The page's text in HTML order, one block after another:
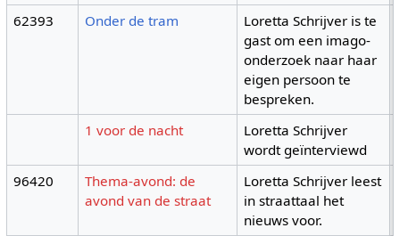
62393 Onder de tram
Loretta Schrijver is te
gast om een imago-
onderzoek naar haar
eigen persoon te
bespreken.
1 voor de nacht
Loretta Schrijver
wordt geïnterviewd
96420
Thema-avond: de
avond van de straat
Loretta Schrijver leest
in straattaal het
nieuws voor.